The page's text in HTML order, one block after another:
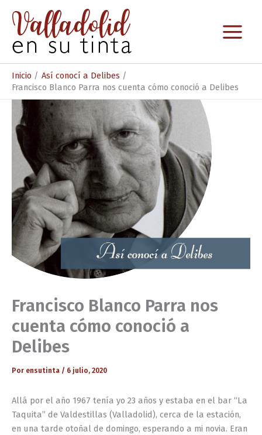
contenido
Inicio
Así conocí a Delibes
Francisco Blanco Parra nos cuenta cómo conoció a Delibes
Francisco Blanco Parra nos
cuenta cómo conoció a
Delibes
Por ensutinta / 6 julio, 2020
Allá por el año 1967 tenía yo 23 años y estaba en el bar “La
Taquita” de Valdestillas (Valladolid), cerca de la estación,
en una tarde otoñal de domingo, esperando a mi novia. Eran